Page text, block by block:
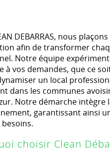
DEBARRAS, nous
afin de transformer
Notre équipe
à vos demandes, que ce
un local
dans les communes
Notre démarche
garantissant ainsi
choisir Clean